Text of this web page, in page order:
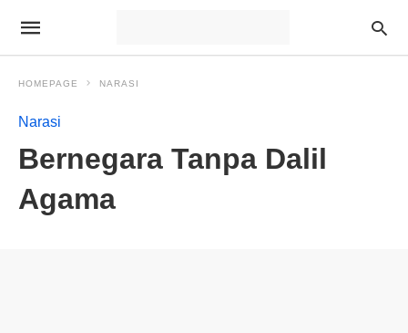
HOMEPAGE NARASI
Narasi
Bernegara Tanpa Dalil
Agama